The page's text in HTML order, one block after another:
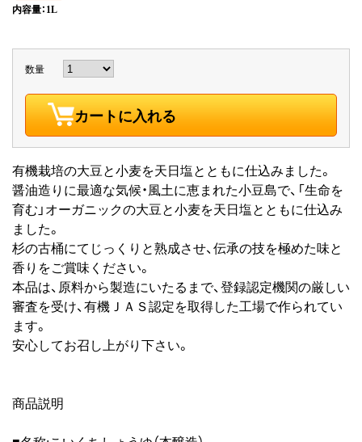
内容量：1L
数量
カートに入れる
有機栽培の大豆と小麦を天日塩とともに仕込みました。
醤油造りに最適な気候・風土に恵まれた小豆島で、「生命を
育む」オーガニックの大豆と小麦を天日塩とともに仕込み
ました。
杉の古桶にてじっくりと熟成させ、伝承の技を極めた味と
香りをご賞味ください。
本品は、原料から製造にいたるまで、登録認定機関の厳しい
審査を受け、有機ＪＡＳ認定を取得した工場で作られてい
ます。
安心してお召し上がり下さい。
商品説明